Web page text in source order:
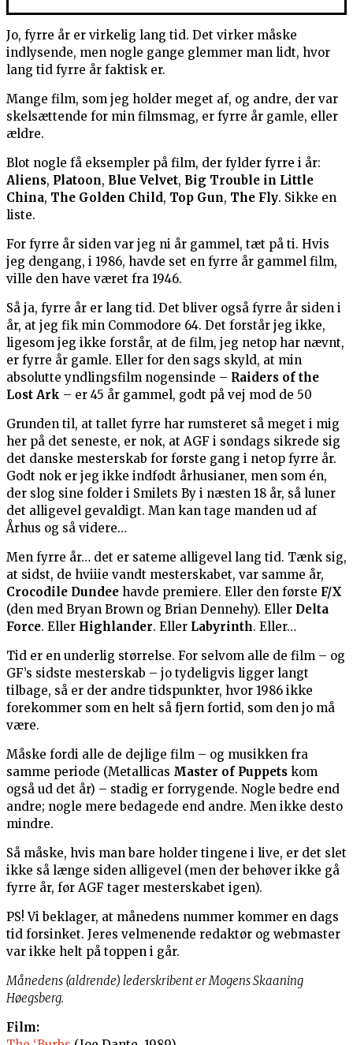
Jo, fyrre år er virkelig lang tid. Det virker måske
indlysende, men nogle gange glemmer man lidt, hvor
lang tid fyrre år faktisk er.
Mange film, som jeg holder meget af, og andre, der var
skelsættende for min filmsmag, er fyrre år gamle, eller
ældre.
Blot nogle få eksempler på film, der fylder fyrre i år:
Aliens, Platoon, Blue Velvet, Big Trouble in Little
China, The Golden Child, Top Gun, The Fly. Sikke en
liste.
For fyrre år siden var jeg ni år gammel, tæt på ti. Hvis
jeg dengang, i 1986, havde set en fyrre år gammel film,
ville den have været fra 1946.
Så ja, fyrre år er lang tid. Det bliver også fyrre år siden i
år, at jeg fik min Commodore 64. Det forstår jeg ikke,
ligesom jeg ikke forstår, at de film, jeg netop har nævnt,
er fyrre år gamle. Eller for den sags skyld, at min
absolutte yndlingsfilm nogensinde – Raiders of the
Lost Ark – er 45 år gammel, godt på vej mod de 50
Grunden til, at tallet fyrre har rumsteret så meget i mig
her på det seneste, er nok, at AGF i søndags sikrede sig
det danske mesterskab for første gang i netop fyrre år.
Godt nok er jeg ikke indfødt århusianer, men som én,
der slog sine folder i Smilets By i næsten 18 år, så luner
det alligevel gevaldigt. Man kan tage manden ud af
Århus og så videre…
Men fyrre år… det er sateme alligevel lang tid. Tænk sig,
at sidst, de hviiie vandt mesterskabet, var samme år,
Crocodile Dundee havde premiere. Eller den første F/X
(den med Bryan Brown og Brian Dennehy). Eller Delta
Force. Eller Highlander. Eller Labyrinth. Eller…
Tid er en underlig størrelse. For selvom alle de film – og
GF’s sidste mesterskab – jo tydeligvis ligger langt
tilbage, så er der andre tidspunkter, hvor 1986 ikke
forekommer som en helt så fjern fortid, som den jo må
være.
Måske fordi alle de dejlige film – og musikken fra
samme periode (Metallicas Master of Puppets kom
også ud det år) – stadig er forrygende. Nogle bedre end
andre; nogle mere bedagede end andre. Men ikke desto
mindre.
Så måske, hvis man bare holder tingene i live, er det slet
ikke så længe siden alligevel (men der behøver ikke gå
fyrre år, før AGF tager mesterskabet igen).
PS! Vi beklager, at månedens nummer kommer en dags
tid forsinket. Jeres velmenende redaktør og webmaster
var ikke helt på toppen i går.
Månedens (aldrende) lederskribent er Mogens Skaaning
Høegsberg.
Film: